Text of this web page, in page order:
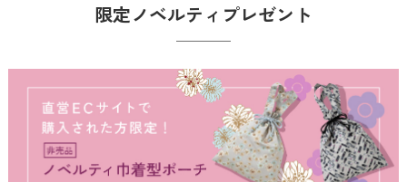
限定ノベルティプレゼント